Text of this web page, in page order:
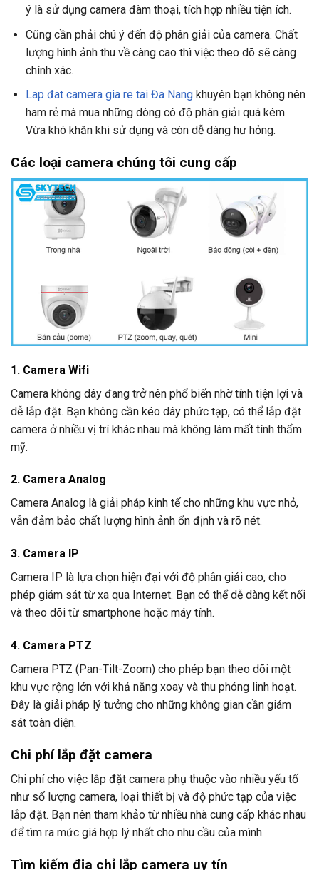
ý là sử dụng camera đàm thoại, tích hợp nhiều tiện ích.
Cũng cần phải chú ý đến độ phân giải của camera. Chất
lượng hình ảnh thu về càng cao thì việc theo dõ sẽ càng
chính xác.
Lap đat camera gia re tai Đa Nangkhuyên bạn không nên
ham rẻ mà mua những dòng có độ phân giải quá kém.
Vừa khó khăn khi sử dụng và còn dễ dàng hư hỏng.
Các loại camera chúng tôi cung cấp
1. Camera Wifi
Camera không dây đang trở nên phổ biến nhờ tính tiện lợi và
dễ lắp đặt. Bạn không cần kéo dây phức tạp, có thể lắp đặt
camera ở nhiều vị trí khác nhau mà không làm mất tính thẩm
mỹ.
2. Camera Analog
Camera Analog là giải pháp kinh tế cho những khu vực nhỏ,
vẫn đảm bảo chất lượng hình ảnh ổn định và rõ nét.
3. Camera IP
Camera IP là lựa chọn hiện đại với độ phân giải cao, cho
phép giám sát từ xa qua Internet. Bạn có thể dễ dàng kết nối
và theo dõi từ smartphone hoặc máy tính.
4. Camera PTZ
Camera PTZ (Pan-Tilt-Zoom) cho phép bạn theo dõi một
khu vực rộng lớn với khả năng xoay và thu phóng linh hoạt.
Đây là giải pháp lý tưởng cho những không gian cần giám
sát toàn diện.
Chi phí lắp đặt camera
Chi phí cho việc lắp đặt camera phụ thuộc vào nhiều yếu tố
như số lượng camera, loại thiết bị và độ phức tạp của việc
lắp đặt. Bạn nên tham khảo từ nhiều nhà cung cấp khác nhau
để tìm ra mức giá hợp lý nhất cho nhu cầu của mình.
Tìm kiếm địa chỉ lắp camera uy tín